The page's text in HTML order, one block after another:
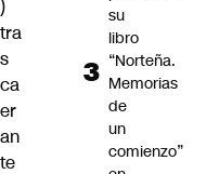
)
tra
s
ca
er
an
te
su
libro
“Norteña.
Memorias
de
un
comienzo”